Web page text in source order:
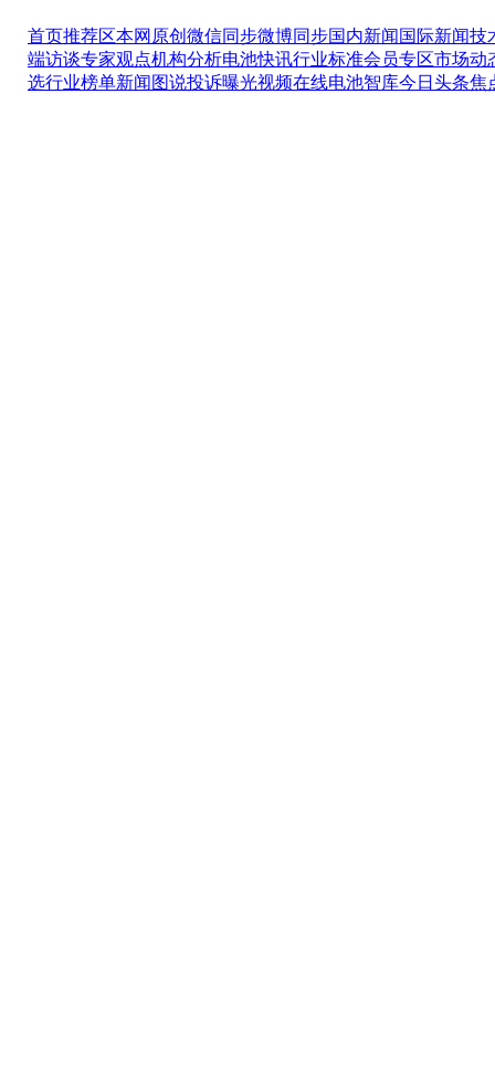
首页推荐区本网原创 微信同步微博同步国内新闻 国际新闻技
端访谈专家观点机构分析电池快讯行业标准会员专区市场动
选行业榜单新闻图说投诉曝光视频在线电池智库今日头条焦